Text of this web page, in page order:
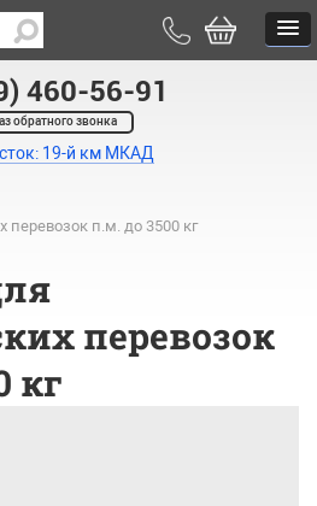
460-56-91
обратного звонка
19-й км МКАД
п.м. до 3500 кг
перевозок
кг